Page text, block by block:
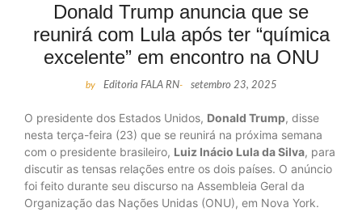
Donald Trump anuncia que se
reunirá com Lula após ter “química
excelente” em encontro na ONU
by Editoria FALA RN- setembro 23, 2025
O presidente dos Estados Unidos, Donald Trump, disse
nesta terça-feira (23) que se reunirá na próxima semana
com o presidente brasileiro, Luiz Inácio Lula da Silva, para
discutir as tensas relações entre os dois países. O anúncio
foi feito durante seu discurso na Assembleia Geral da
Organização das Nações Unidas (ONU), em Nova York.